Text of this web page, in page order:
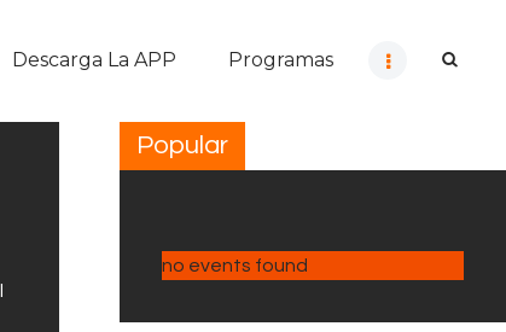
Descarga La APP Programas
Popular
no events found